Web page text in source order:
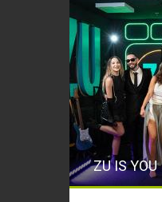
ZU IS YOU